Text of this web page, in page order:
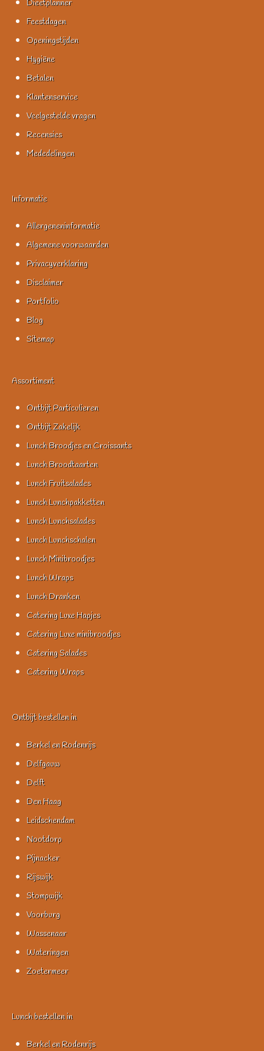
Dieetplanner
Feestdagen
Openingstijden
Hygiëne
Betalen
Klantenservice
Veelgestelde vragen
Recensies
Mededelingen
Informatie
Allergeneninformatie
Algemene voorwaarden
Privacyverklaring
Disclaimer
Portfolio
Blog
Sitemap
Assortiment
Ontbijt Particulieren
Ontbijt Zakelijk
Lunch Broodjes en Croissants
Lunch Broodtaarten
Lunch Fruitsalades
Lunch Lunchpakketten
Lunch Lunchsalades
Lunch Lunchschalen
Lunch Minibroodjes
Lunch Wraps
Lunch Dranken
Catering Luxe Hapjes
Catering Luxe minibroodjes
Catering Salades
Catering Wraps
Ontbijt bestellen in
Berkel en Rodenrijs
Delfgauw
Delft
Den Haag
Leidschendam
Nootdorp
Pijnacker
Rijswijk
Stompwijk
Voorburg
Wassenaar
Wateringen
Zoetermeer
Lunch bestellen in
Berkel en Rodenrijs